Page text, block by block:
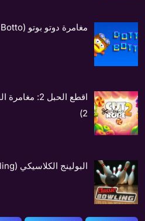
مغامرة دوتو بوتو (Dotto Botto)
2)
البولينج الكلاسيكي (Classic Bowling)